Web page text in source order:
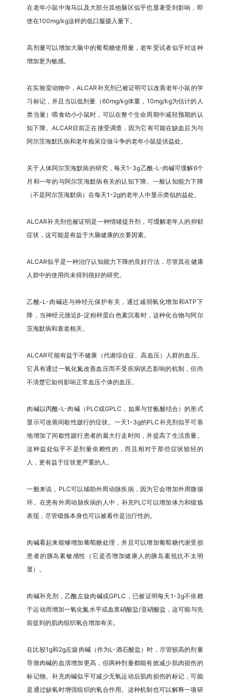
在老年小鼠中海马以及大部分其他脑区似乎也显著受到影响，即
使在100mg/kg这样的低口服摄入量下。
高剂量可以增加大脑中的葡萄糖使用量，老年受试者似乎对这种
增加更为敏感。
在实验室动物中，ALCAR补充剂已被证明可以改善老年小鼠的学
习标记，并且当以低剂量（60mg/kg体重，10mg/kg为估计的人
类当量）喂食幼小小鼠时，可以在整个生命周期中减轻预期的认
知下降。ALCAR目前正在接受调查，因为它有可能在缺血后为与
阿尔茨海默氏病和老年痴呆症做斗争的老年小鼠提供益处。
关于人体阿尔茨海默病的研究，每天1-3g乙酰-L-肉碱可缓解6个
月和一年的与阿尔茨海默病有关的认知下降。一般认知能力下降
（不是阿尔茨海默病）在每天1-2g的老年人中显示类似的益处。
ALCAR补充剂也被证明是一种情绪提升剂，可缓解老年人的抑郁
症状，这可能是有益于大脑健康的次要因素。
ALCAR似乎是一种治疗认知能力下降的良好疗法，尽管其在健康
人群中的使用尚未得到很好的研究。
乙酰-L-肉碱还与神经元保护有关，通过减弱氧化增加和ATP下
降，当神经元接近β-淀粉样蛋白色素沉着时，这种化合物与阿尔
茨海默病和衰老相关。
ALCAR可能有益于不健康（代谢综合征、高血压）人群的血压。
它具有通过一氧化氮改善血压而不受疾病状态影响的机制，但尚
不清楚它如何影响正常血压个体的血压。
肉碱以丙酰-L-肉碱（PLC或GPLC，如果与甘氨酸结合）的形式
显示可改善间歇性跛行的症状。一天1-3g的PLC补充剂似乎可靠
地增加了间歇性跛行患者的最大行走时间，并提高了生活质量。
这种益处似乎不是剂量依赖性的，而且相对于那些症状较轻的
人，更有益于症状更严重的人。
一般来说，PLC可以辅助外周动脉疾病，因为它会增加外周微循
环。在患有外周动脉疾病的人中，补充PLC可以增加体力和锻炼
表现，尽管锻炼本身也可以被看作是治疗性的。
肉碱看起来能够增加葡萄糖处理，并且可以增加葡萄糖代谢受损
患者的胰岛素敏感性（它是否增加健康人的胰岛素抵抗不太明
显）。
肉碱补充剂，乙酰左旋肉碱或GPLC，已被证明每天1-3g不依赖
于运动而增加一氧化氮水平或血浆硝酸盐/亚硝酸盐，这可能与先
前提到的肌肉组织氧合增加有关。
在比较1g和2g左旋肉碱（作为L-酒石酸盐）时，尽管较高的剂量
导致肉碱的血清增加更高，但两种剂量都能有效减少肌肉损伤的
标记物。补充肉碱似乎可减少无氧运动后肌肉损伤的标记，可能
是通过缺氧时增强组织的氧合作用。这种机制也可以解释一项研